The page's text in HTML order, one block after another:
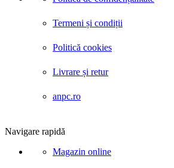
Termeni și condiții
Politică cookies
Livrare și retur
anpc.ro
Navigare rapidă
Magazin online